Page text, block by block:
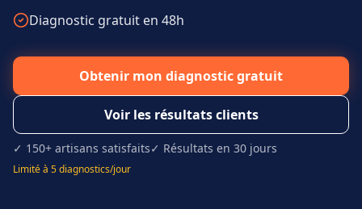
Diagnostic gratuit en 48h
Obtenir mon diagnostic gratuit
Voir les résultats clients
✓ 150+ artisans satisfaits✓ Résultats en 30 jours
Limité à 5 diagnostics/jour